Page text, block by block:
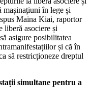
mașinațiuni în lege și
Maina Kiai, raportor
liberă asociere și
asigure posibilitatea
și că în
să restricționeze dreptul
simultane pentru a